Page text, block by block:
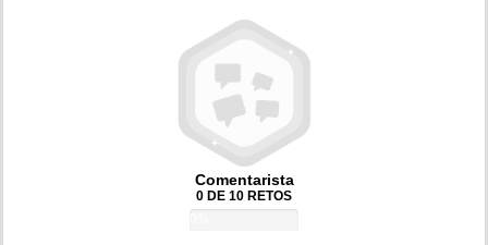
Comentarista
0 DE 10 RETOS